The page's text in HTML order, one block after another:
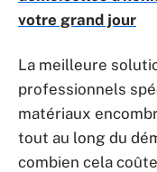
votre grand jour
La meilleure
professionnels
matériaux
tout au long du
combien cela